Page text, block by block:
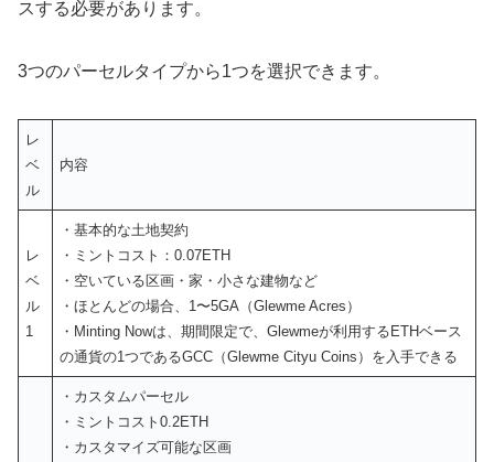
スする必要があります。
3つのパーセルタイプから1つを選択できます。
レ
ベ
ル
内容
レ
ベ
ル
1
・基本的な土地契約
・ミントコスト：0.07ETH
・空いている区画・家・小さな建物など
・ほとんどの場合、1〜5GA（Glewme Acres）
・Minting Nowは、期間限定で、Glewmeが利用するETHベース
の通貨の1つであるGCC（Glewme Cityu Coins）を入手できる
・カスタムパーセル
・ミントコスト0.2ETH
・カスタマイズ可能な区画